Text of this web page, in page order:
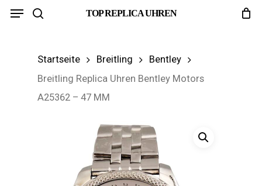
Skip
TOP REPLICA UHREN
Menu
Startseite Breitling
Bentley
Breitling Replica Uhren Bentley Motors
A25362 – 47 MM